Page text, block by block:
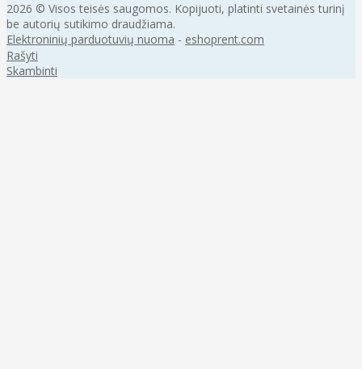
2026 © Visos teisės saugomos. Kopijuoti, platinti svetainės turinį
be autorių sutikimo draudžiama.
Elektroninių parduotuvių nuoma - eshoprent.com
Rašyti
Skambinti